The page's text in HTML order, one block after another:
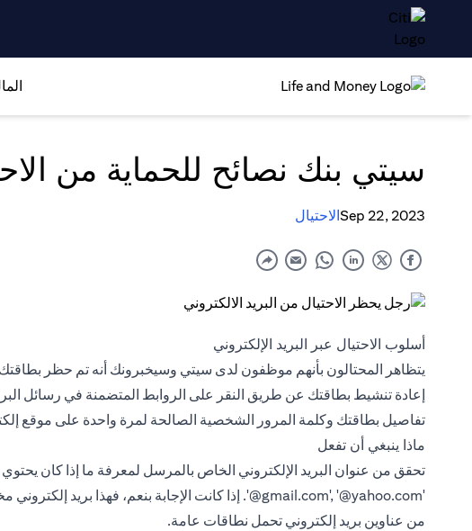
سيتي بنك نصائح للحماية من
Sep 22, 2023الاحتيال
أسلوب الاحتيال عبر البريد الإلكتروني
يتظاهر المحتالون بأنهم موظفون لدى سيتي وسيخبرونك أنه تم حظر
إعادة تنشيط بطاقتك عن طريق النقر على الروابط المتضمنة في رسائل
تفاصيل بطاقتك وكلمة المرور الشخصية الصالحة لمرة واحدة على موقع
ماذا ينبغي أن تفعل
تحقق من عنوان البريد الإلكتروني الخاص بالمرسل لمعرفة ما إذا كان
‎'@gmail.com', ‎'@yahoo.com‎'‎. إذا كانت الإجابة بنعم، فهذا بريد
من عناوين بريد إلكتروني تحمل نطاقات عامة.